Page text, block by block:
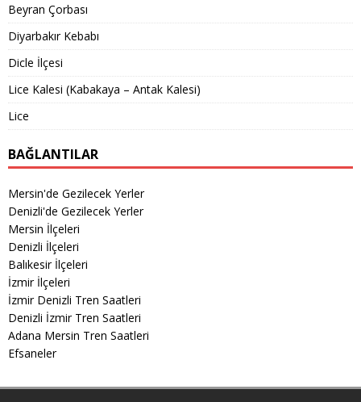
Beyran Çorbası
Diyarbakır Kebabı
Dicle İlçesi
Lice Kalesi (Kabakaya – Antak Kalesi)
Lice
BAĞLANTILAR
Mersin'de Gezilecek Yerler
Denizli'de Gezilecek Yerler
Mersin İlçeleri
Denizli İlçeleri
Balıkesir İlçeleri
İzmir İlçeleri
İzmir Denizli Tren Saatleri
Denizli İzmir Tren Saatleri
Adana Mersin Tren Saatleri
Efsaneler